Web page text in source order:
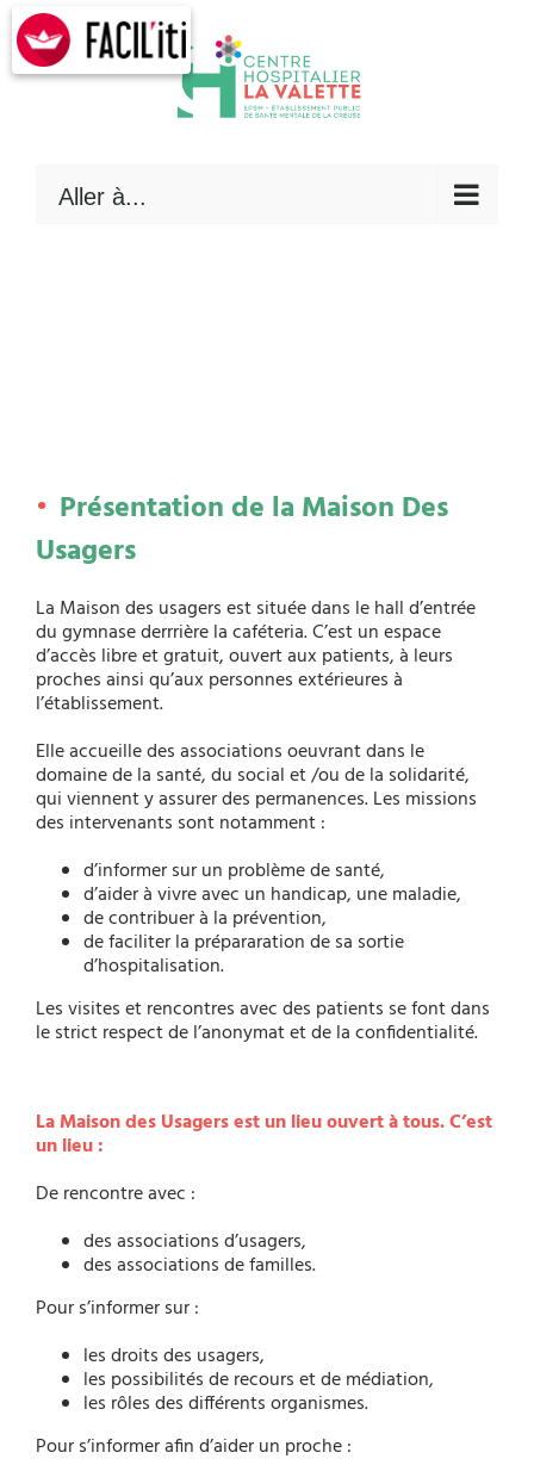
Skip
content
Aller à...
Présentation de la Maison Des
Usagers
La Maison des usagers est située dans le hall d’entrée
du gymnase derrrière la caféteria. C’est un espace
d’accès libre et gratuit, ouvert aux patients, à leurs
proches ainsi qu’aux personnes extérieures à
l’établissement.
Elle accueille des associations oeuvrant dans le
domaine de la santé, du social et /ou de la solidarité,
qui viennent y assurer des permanences. Les missions
des intervenants sont notamment :
d’informer sur un problème de santé,
d’aider à vivre avec un handicap, une maladie,
de contribuer à la prévention,
de faciliter la prépararation de sa sortie
d’hospitalisation.
Les visites et rencontres avec des patients se font dans
le strict respect de l’anonymat et de la confidentialité.
La Maison des Usagers est un lieu ouvert à tous. C’est
un lieu :
De rencontre avec :
des associations d’usagers,
des associations de familles.
Pour s’informer sur :
les droits des usagers,
les possibilités de recours et de médiation,
les rôles des différents organismes.
Pour s’informer afin d’aider un proche :